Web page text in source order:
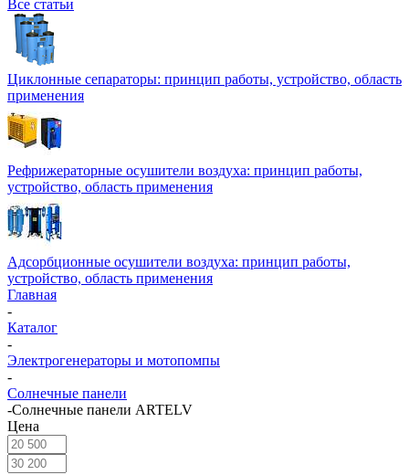
Все статьи
Циклонные сепараторы: принцип работы, устройство, область
применения
Рефрижераторные осушители воздуха: принцип работы,
устройство, область применения
Адсорбционные осушители воздуха: принцип работы,
устройство, область применения
Главная
-
Каталог
-
Электрогенераторы и мотопомпы
-
Солнечные панели
-Солнечные панели ARTELV
Цена